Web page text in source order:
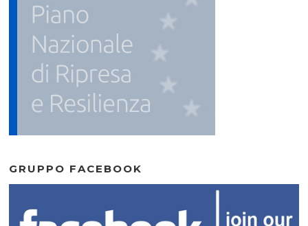
GRUPPO FACEBOOK